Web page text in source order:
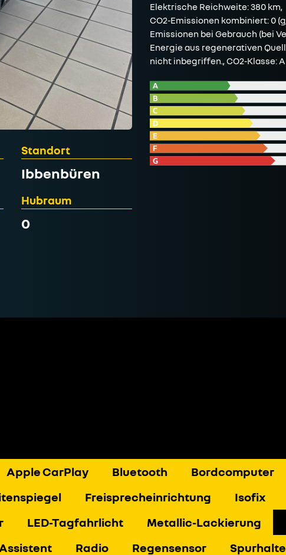
Standort
Ibbenbüren
Hubraum
0
Elektrische Reichweite: 380 km,
CO2-Emissionen kombiniert: 0
Emissionen bei Gebrauch (bei
Energie aus regenerativen
nicht inbegriffen., CO2-Klasse: A
Apple CarPlay Bluetooth Bordcomputer
Freisprecheinrichtung Isofix
LED-Tagfahrlicht
Metallic-Lackierung
Radio Regensensor